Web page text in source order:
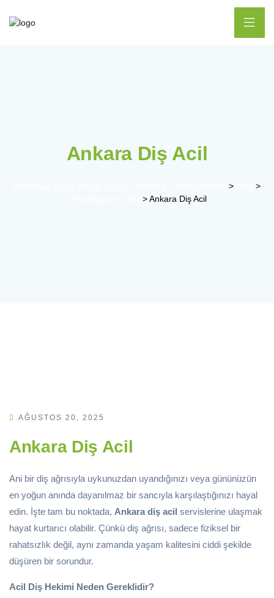
Ankara Diş Acil
>
>
>Ankara Diş Acil
AĞUSTOS 20, 2025
Ankara Diş Acil
Ani bir diş ağrısıyla uykunuzdan uyandığınızı veya gününüzün
en yoğun anında dayanılmaz bir sancıyla karşılaştığınızı hayal
edin. İşte tam bu noktada, Ankara diş acil servislerine ulaşmak
hayat kurtarıcı olabilir. Çünkü diş ağrısı, sadece fiziksel bir
rahatsızlık değil, aynı zamanda yaşam kalitesini ciddi şekilde
düşüren bir sorundur.
Acil Diş Hekimi Neden Gereklidir?